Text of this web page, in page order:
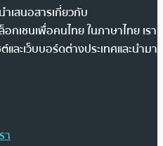
เสนอสารเกี่ยวกับ
กเชนเพื่อคนไทย ในภาษาไทย เรา
ละเว็บบอร์ดต่างประเทศและนำมา
า